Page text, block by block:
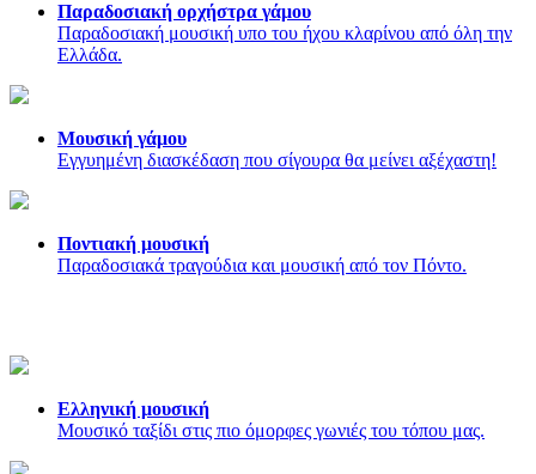
Παραδοσιακή ορχήστρα γάμου
Παραδοσιακή μουσική υπο του ήχου κλαρίνου από όλη την
Ελλάδα.
Μουσική γάμου
Εγγυημένη διασκέδαση που σίγουρα θα μείνει αξέχαστη!
Ποντιακή μουσική
Παραδοσιακά τραγούδια και μουσική από τον Πόντο.
Ελληνική μουσική
Μουσικό ταξίδι στις πιο όμορφες γωνιές του τόπου μας.